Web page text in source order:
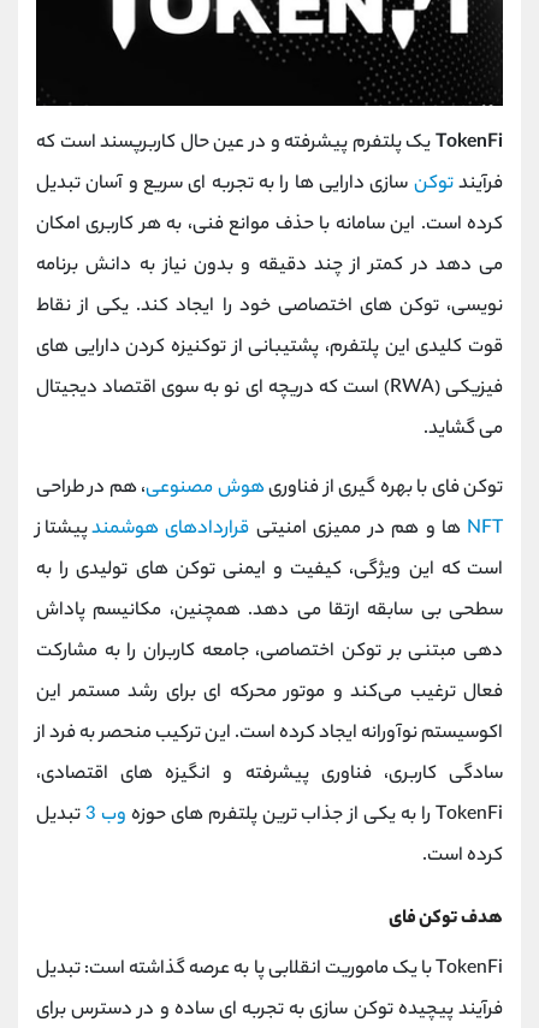
TokenFiیک پلتفرم پیشرفته و در عین حال کاربرپسند است که
فرآیندتوکن‌ سازی دارایی‌ ها را به تجربه ‌ای سریع و آسان تبدیل
کرده است. این سامانه با حذف موانع فنی، به هر کاربری امکان
می ‌دهد در کمتر از چند دقیقه و بدون نیاز به دانش برنامه
‌نویسی، توکن‌ های اختصاصی خود را ایجاد کند. یکی از نقاط
قوت کلیدی این پلتفرم، پشتیبانی از توکنیزه کردن دارایی‌ های
فیزیکی (RWA) است که دریچه ‌ای نو به سوی اقتصاد دیجیتال
می‌ گشاید.
توکن فای با بهره‌ گیری از فناوریهوش مصنوعی، هم در طراحی
NFT ها و هم در ممیزی امنیتی قراردادهای هوشمندپیشتاز
است که این ویژگی، کیفیت و ایمنی توکن ‌های تولیدی را به
سطحی بی‌ سابقه ارتقا می‌ دهد. همچنین، مکانیسم پاداش
‌دهی مبتنی بر توکن اختصاصی، جامعه کاربران را به مشارکت
فعال ترغیب می‌کند و موتور محرکه ‌ای برای رشد مستمر این
اکوسیستم نوآورانه ایجاد کرده است. این ترکیب منحصر به فرد از
سادگی کاربری، فناوری پیشرفته و انگیزه‌ های اقتصادی،
TokenFi را به یکی از جذاب ‌ترین پلتفرم ‌های حوزه
وب 3
تبدیل
کرده است.
هدف توکن فای
TokenFi با یک ماموریت انقلابی پا به عرصه گذاشته است: تبدیل
فرآیند پیچیده توکن ‌سازی به تجربه ‌ای ساده و در دسترس برای